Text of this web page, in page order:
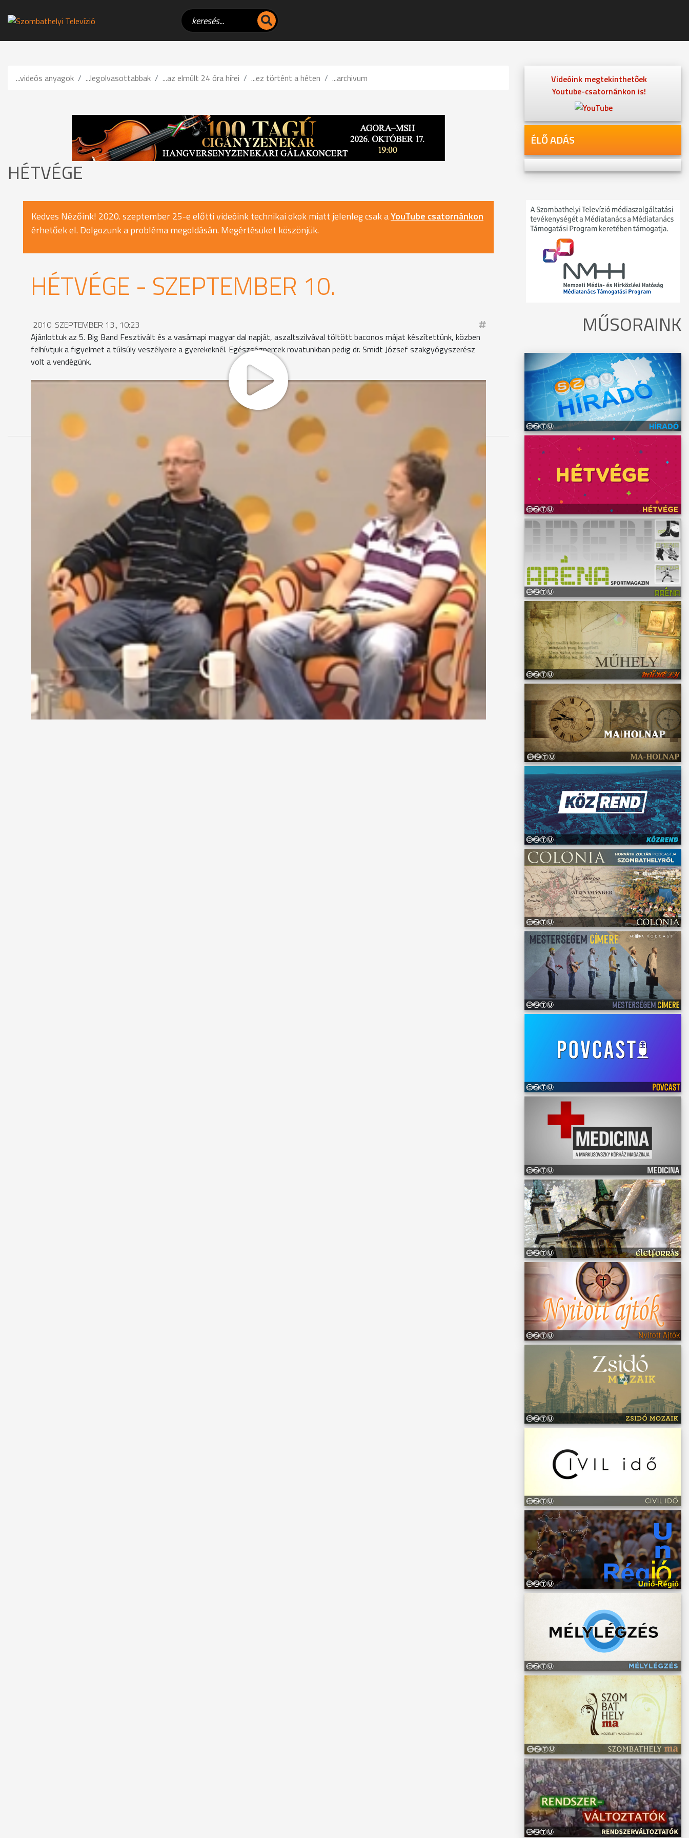
...videós anyagok ...legolvasottabbak ...az elmúlt 24 óra hírei ...ez történt a héten ...archivum
HÉTVÉGE
Kedves Nézőink! 2020. szeptember 25-e előtti videóink technikai okok miatt jelenleg csak aYouTube csatornánkon
érhetőek el. Dolgozunk a probléma megoldásán. Megértésüket köszönjük.
HÉTVÉGE - SZEPTEMBER 10.
2010. SZEPTEMBER 13., 10:23
Ajánlottuk az 5. Big Band Fesztivált és a vasárnapi magyar dal napját, aszaltszilvával töltött baconos májat készítettünk, közben
felhívtjuk a figyelmet a túlsúly veszélyeire a gyerekeknél. Egészségpercek rovatunkban pedig dr. Smidt József szakgyógyszerész
volt a vendégünk.
MEGOSZTÁS
Videóink megtekinthetőek
Youtube-csatornánkon is!
ÉLŐ ADÁS
MŰSORAINK